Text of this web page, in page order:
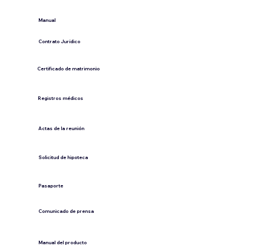
​Manual
​Contrato Jurídico
Certificado de matrimonio
Registros médicos
Actas de la reunión
Solicitud de hipoteca
Pasaporte
Comunicado de prensa
​Manual del producto